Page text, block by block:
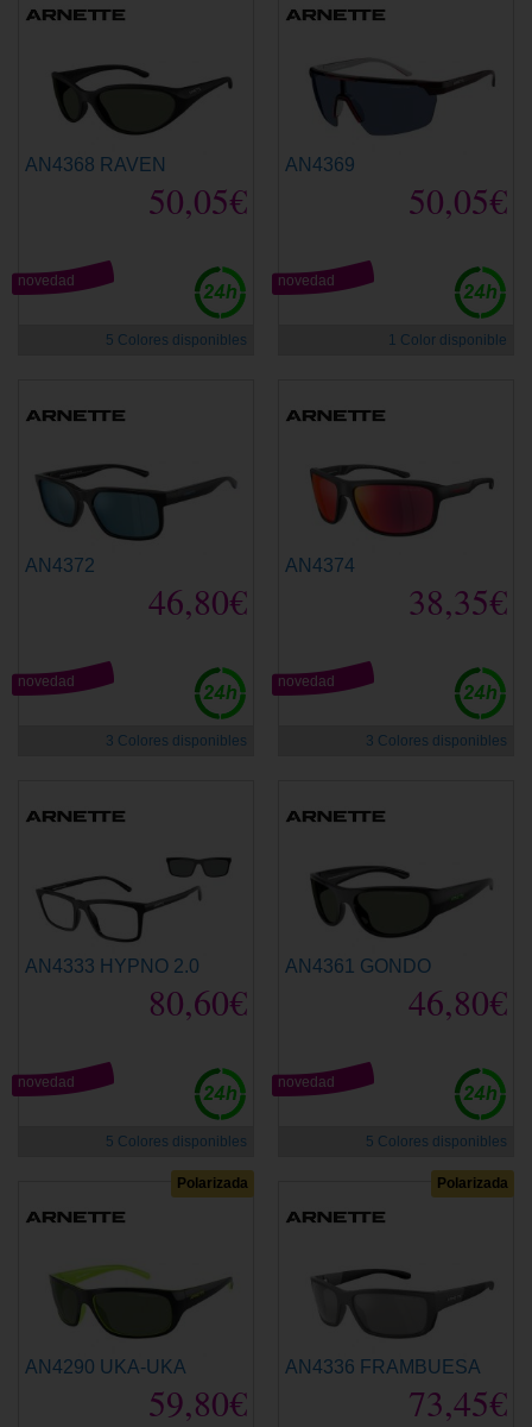
AN4368 RAVEN
50,05€
novedad
5 Colores disponibles
AN4369
50,05€
novedad
1 Color disponible
AN4372
46,80€
novedad
3 Colores disponibles
AN4374
38,35€
novedad
3 Colores disponibles
AN4333 HYPNO 2.0
80,60€
novedad
5 Colores disponibles
AN4361 GONDO
46,80€
novedad
5 Colores disponibles
Polarizada
AN4290 UKA-UKA
59,80€
Polarizada
AN4336 FRAMBUESA
73,45€